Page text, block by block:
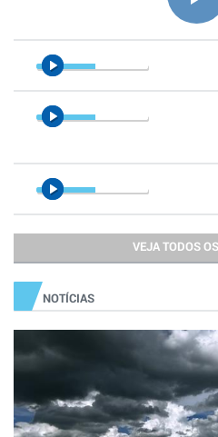
VEJA TODOS
NOTÍCIAS